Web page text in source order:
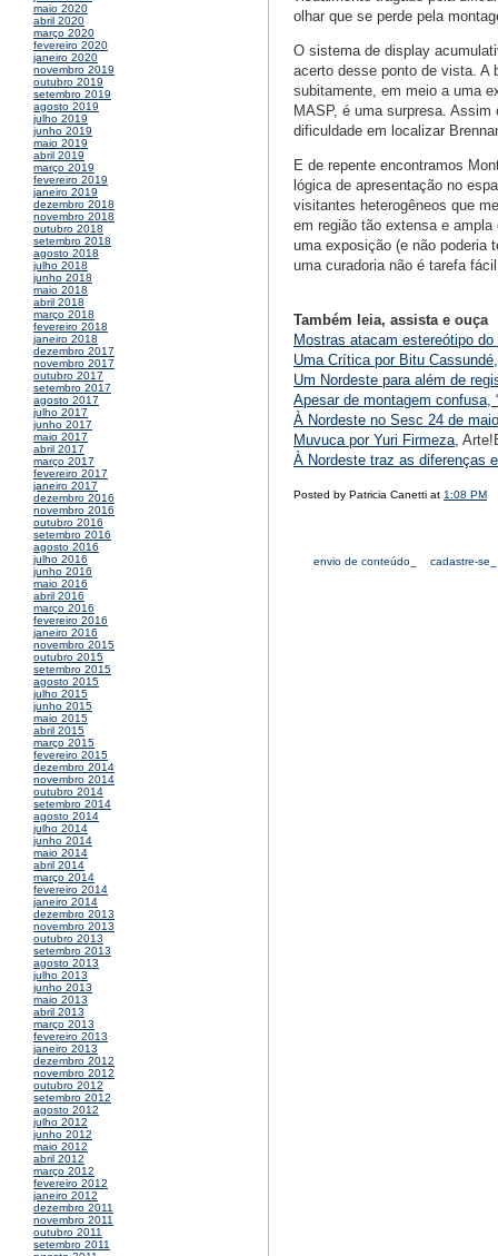
maio 2020
abril 2020
março 2020
fevereiro 2020
janeiro 2020
novembro 2019
outubro 2019
setembro 2019
agosto 2019
julho 2019
junho 2019
maio 2019
abril 2019
março 2019
fevereiro 2019
janeiro 2019
dezembro 2018
novembro 2018
outubro 2018
setembro 2018
agosto 2018
julho 2018
junho 2018
maio 2018
abril 2018
março 2018
fevereiro 2018
janeiro 2018
dezembro 2017
novembro 2017
outubro 2017
setembro 2017
agosto 2017
julho 2017
junho 2017
maio 2017
abril 2017
março 2017
fevereiro 2017
janeiro 2017
dezembro 2016
novembro 2016
outubro 2016
setembro 2016
agosto 2016
julho 2016
junho 2016
maio 2016
abril 2016
março 2016
fevereiro 2016
janeiro 2016
novembro 2015
outubro 2015
setembro 2015
agosto 2015
julho 2015
junho 2015
maio 2015
abril 2015
março 2015
fevereiro 2015
dezembro 2014
novembro 2014
outubro 2014
setembro 2014
agosto 2014
julho 2014
junho 2014
maio 2014
abril 2014
março 2014
fevereiro 2014
janeiro 2014
dezembro 2013
novembro 2013
outubro 2013
setembro 2013
agosto 2013
julho 2013
junho 2013
maio 2013
abril 2013
março 2013
fevereiro 2013
janeiro 2013
dezembro 2012
novembro 2012
outubro 2012
setembro 2012
agosto 2012
julho 2012
junho 2012
maio 2012
abril 2012
março 2012
fevereiro 2012
janeiro 2012
dezembro 2011
novembro 2011
outubro 2011
setembro 2011
olhar que se perde pela
O sistema de display
acerto desse ponto de vista. A
subitamente, em meio a uma
MASP, é uma surpresa.
dificuldade em localizar
E de repente encontramos
lógica de apresentação no
visitantes heterogêneos que
em região tão extensa e
uma exposição (e não poderia
uma curadoria não é tarefa
Também leia, assista e ouça
Mostras atacam estereótipo
Uma Crítica por Bitu
Um Nordeste para além de
Apesar de montagem confusa,
À Nordeste no Sesc 24 de
Muvuca por Yuri Firmeza,
À Nordeste traz as diferenças
Posted by Patricia Canetti at 1:08 PM
envio de conteúdo_ cadastre-se_